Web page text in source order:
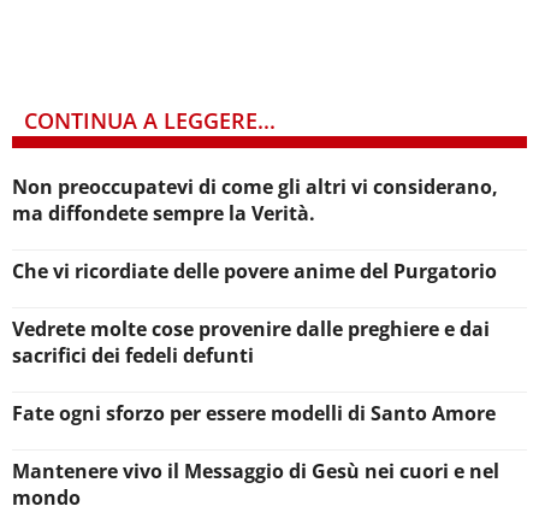
CONTINUA A LEGGERE...
Non preoccupatevi di come gli altri vi considerano,
ma diffondete sempre la Verità.
Che vi ricordiate delle povere anime del Purgatorio
Vedrete molte cose provenire dalle preghiere e dai
sacrifici dei fedeli defunti
Fate ogni sforzo per essere modelli di Santo Amore
Mantenere vivo il Messaggio di Gesù nei cuori e nel
mondo